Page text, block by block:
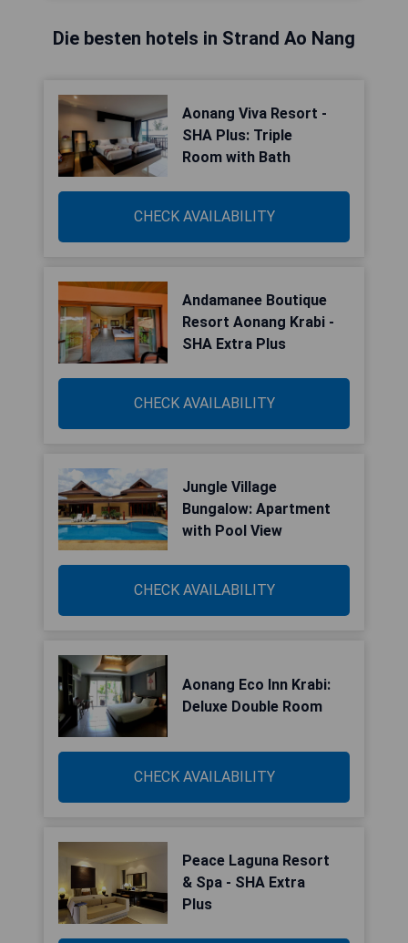
Die besten hotels in Strand Ao Nang
Aonang Viva Resort -
SHA Plus: Triple
Room with Bath
CHECK AVAILABILITY
Andamanee Boutique
Resort Aonang Krabi -
SHA Extra Plus
CHECK AVAILABILITY
Jungle Village
Bungalow: Apartment
with Pool View
CHECK AVAILABILITY
Aonang Eco Inn Krabi:
Deluxe Double Room
CHECK AVAILABILITY
Peace Laguna Resort
& Spa - SHA Extra
Plus